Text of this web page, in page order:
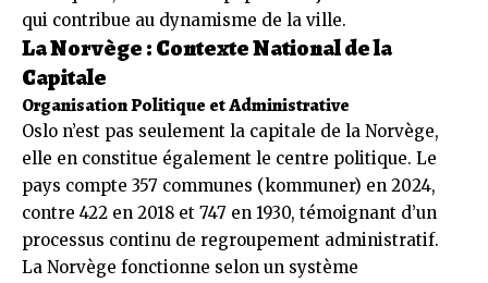
qui contribue au dynamisme de la ville.
La Norvège : Contexte National de la
Capitale
Organisation Politique et Administrative
Oslo n’est pas seulement la capitale de la Norvège,
elle en constitue également le centre politique. Le
pays compte 357 communes (kommuner) en 2024,
contre 422 en 2018 et 747 en 1930, témoignant d’un
processus continu de regroupement administratif.
La Norvège fonctionne selon un système